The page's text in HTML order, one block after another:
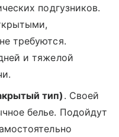
подгузников.
требуются.
и тяжелой
тип) . Своей
белье. Подойдут